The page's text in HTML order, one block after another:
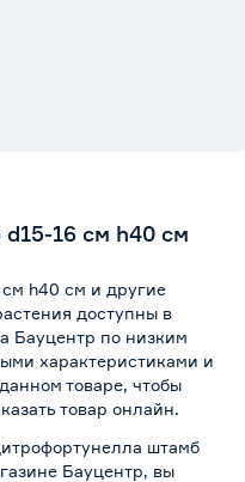
16 см h40 см
h40 см и другие
доступны в
Бауцентр по низким
характеристиками и
товаре, чтобы
товар онлайн.
штамб
Бауцентр, вы